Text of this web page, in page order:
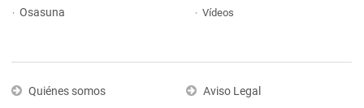
Osasuna
Vídeos
Quiénes somos
Aviso Legal